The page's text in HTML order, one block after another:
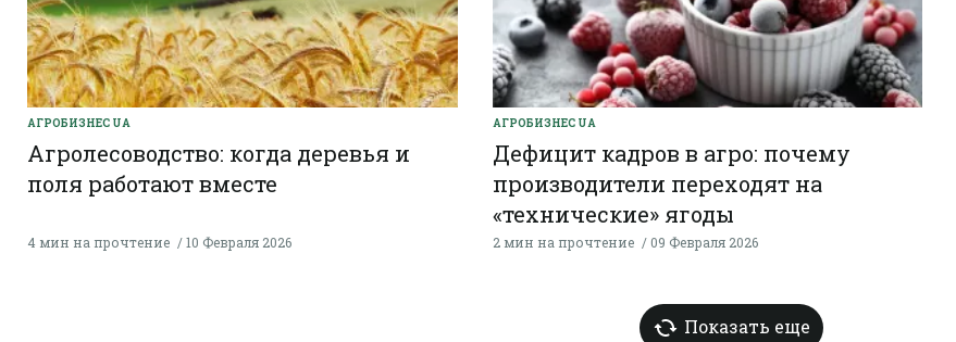
AГРОБИЗНЕС UA
Агролесоводство: когда деревья и
поля работают вместе
4 мин на прочтение 10 Февраля 2026
AГРОБИЗНЕС UA
Дефицит кадров в агро: почему
производители переходят на
«технические» ягоды
2 мин на прочтение 09 Февраля 2026
Показать еще